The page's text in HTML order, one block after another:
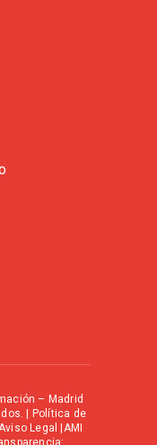
– Madrid
|
Política de
Legal
|AMI